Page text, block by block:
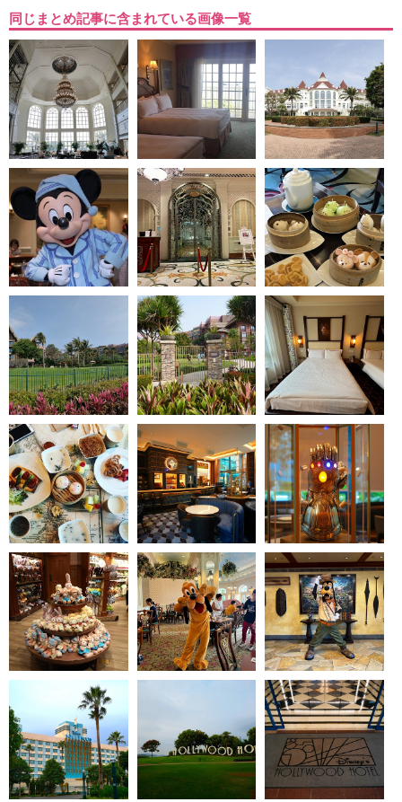
同じまとめ記事に含まれている画像一覧